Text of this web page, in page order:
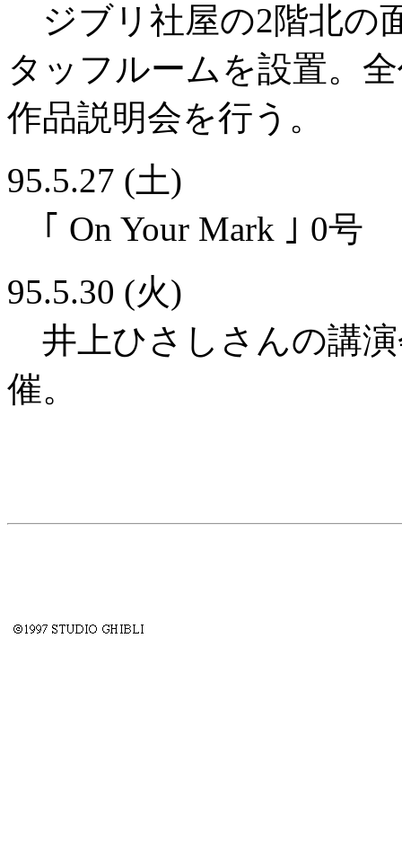
ジブリ社屋の2階北の
タッフルームを設置。
作品説明会を行う。
95.5.27 (土)
｢ On Your Mark ｣ 0号
95.5.30 (火)
井上ひさしさんの講
催。